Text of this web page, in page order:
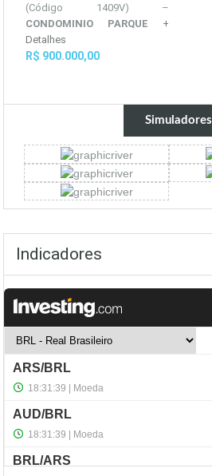
(Código 1409V) –
CONDOMINIO PARQUE
+
Detalhes
R$ 900.000,00
Simuladores
Indicadores
NewsLetter